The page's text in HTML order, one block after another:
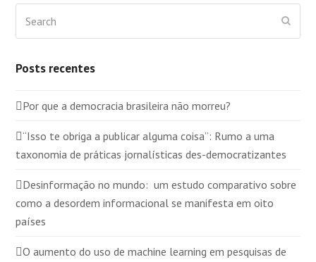
Posts recentes
Por que a democracia brasileira não morreu?
“Isso te obriga a publicar alguma coisa”: Rumo a uma
taxonomia de práticas jornalísticas des-democratizantes
Desinformação no mundo: um estudo comparativo sobre
como a desordem informacional se manifesta em oito
países
O aumento do uso de machine learning em pesquisas de